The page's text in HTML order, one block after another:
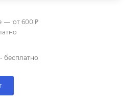
— от 600 ₽
бесплатно